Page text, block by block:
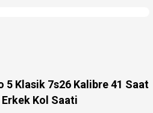
5 Klasik 7s26 Kalibre 41 Saat
Kol Saati